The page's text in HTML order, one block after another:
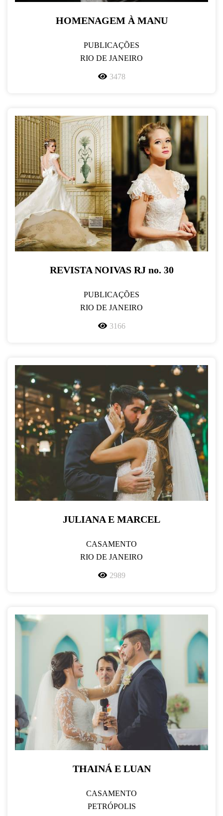
HOMENAGEM À MANU
PUBLICAÇÕES
RIO DE JANEIRO
3478
REVISTA NOIVAS RJ no. 30
PUBLICAÇÕES
RIO DE JANEIRO
3166
JULIANA E MARCEL
CASAMENTO
RIO DE JANEIRO
2989
THAINÁ E LUAN
CASAMENTO
PETRÓPOLIS